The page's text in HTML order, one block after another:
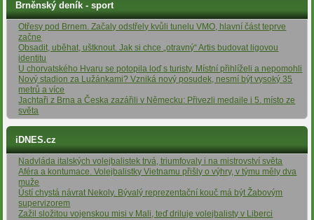
Brněnský deník - sport
Otřesy pod Brnem. Začaly odstřely kvůli tunelu VMO, hlavní část teprve
začne
Obsadit, uběhat, uštknout. Jak si chce „otravný“ Artis budovat ligovou
identitu
U chorvatského Hvaru se potopila loď s turisty. Místní přihlíželi a nepomohli
Nový stadion za Lužánkami? Vzniká nový posudek, nesmí být vysoký 35
metrů a více
Jachtaři z Brna a Česka zazářili v Německu: Přivezli medaile i 5. místo ze
světa
iDNES.cz
Nadvláda italských volejbalistek trvá, triumfovaly i na mistrovství světa
Aféra a kontumace. Volejbalistky Vietnamu přišly o výhry, v týmu měly dva
muže
Ústí chystá návrat Nekoly. Bývalý reprezentační kouč má být Žabovým
supervizorem
Zažil složitou vojenskou misi v Mali, teď driluje volejbalisty v Liberci